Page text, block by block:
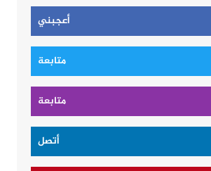
أعجبني
متابعة
متابعة
أتصل